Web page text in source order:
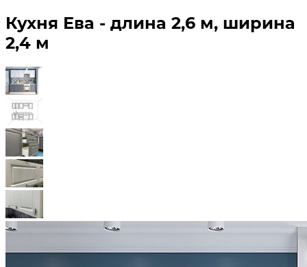
Кухня Ева - длина 2,6 м, ширина
2,4 м